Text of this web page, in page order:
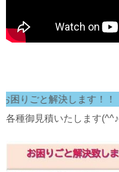
と解決します！！ ★★
各種御見積いたします(^^♪